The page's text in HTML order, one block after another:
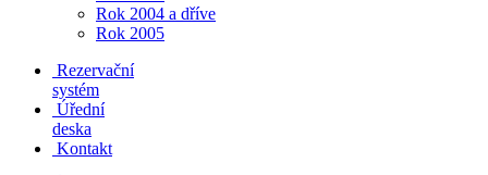
Rok 2004 a dříve
Rok 2005
Rezervační
systém
Úřední
deska
Kontakt